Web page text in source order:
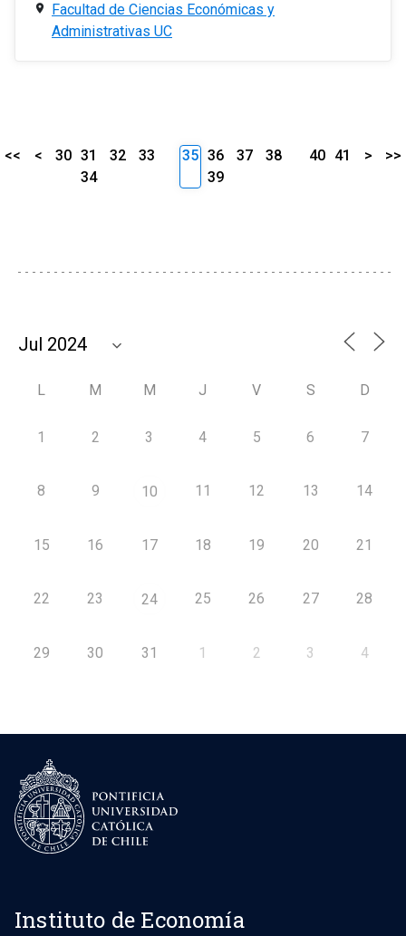
Facultad de Ciencias Económicas y
Administrativas UC
<< < 30 31 32
33
34
35 36 37
38
39
40 41 > >>
L M M J V S D
1 2 3 4 5 6 7
8 9 10 11 12 13 14
15 16 17 18 19 20 21
22 23 24 25 26 27 28
29 30 31 1 2 3 4
Instituto de Economía